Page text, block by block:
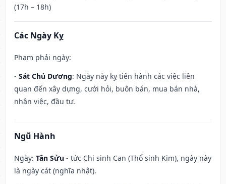
(17h – 18h)
Các Ngày Kỵ
Phạm phải ngày:
- Sát Chủ Dương: Ngày này kỵ tiến hành các việc liên
quan đến xây dựng, cưới hỏi, buôn bán, mua bán nhà,
nhận việc, đầu tư.
Ngũ Hành
Ngày: Tân Sửu - tức Chi sinh Can (Thổ sinh Kim), ngày này
là ngày cát (nghĩa nhật).